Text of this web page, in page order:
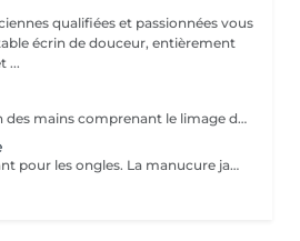
qualifiées et passionnées vous
écrin de douceur, entièrement
...
La manucure est un soin des mains comprenant le limage des ongles, la pousse et la coupe des cuticules, gommage, massage avec crème de soin et application d'un vernis transparent si désiré.
Soin des mains détoxifiant pour les ongles. La manucure japonaise consiste à polir et nettoyer les ongles en profondeur pour ensuite les nourrir avec une pâte à base de cire d'abeille qui va oxygéner l'ongle. L'ongle ressort brillant naturellement et pour une durée de 3 semaines. Comprend le limage des ongles, la pousse et la coupe des cuticules, polissage, application de la pâte à base de cire d'abeille et de la poudre fixante, gommage, massage avec crème de soin et application d'un vernis transparent si désiré.